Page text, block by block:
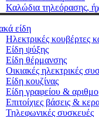
Καλώδια τηλεόρασης,
είδη
Ηλεκτρικές κουβέρτες
Είδη ψύξης
Είδη θέρμανσης
Οικιακές ηλεκτρικές
Είδη κουζίνας
Είδη γραφείου &
Επιτοίχιες βάσεις &
Τηλεφωνικές συσκευές